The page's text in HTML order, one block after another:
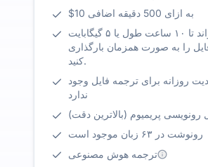
$10 به ازای 500 دقیقه اضافی
هر فایل می‌تواند تا ۱۰ ساعت طول یا ۵ گیگابایت
۵۰ فایل را به صورت همزمان بارگذاری
کنید.
روزانه برای ترجمه فایل وجود
ندارد
رونویسی پریمیوم (بالاترین دقت)
رونوشت در ۶۳ زبان موجود است
ترجمه هوش مصنوعی